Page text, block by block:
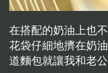
在搭配的奶油上也
花袋仔細地擠在奶
道麵包就讓我和老